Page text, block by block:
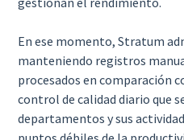
En ese momento, Stratum
manteniendo registros
procesados en comparación
control de calidad diario que
departamentos y sus